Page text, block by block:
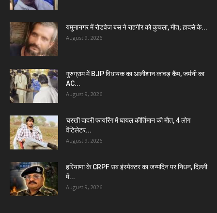
यमुनानगर में रोडवेज बस ने राहगीर को कुचला, मौत; हादसे के...
August 9, 2026
गुरुग्राम में BJP विधायक का आलीशान कांवड़ कैंप, जर्मनी का
AC...
August 9, 2026
चरखी दादरी फायरिंग में घायल कीर्तिमान की मौत, 4 लोग
वेंटिलेटर...
August 9, 2026
हरियाणा के CRPF सब इंस्पेक्टर का जन्मदिन पर निधन, दिल्ली
में...
August 9, 2026